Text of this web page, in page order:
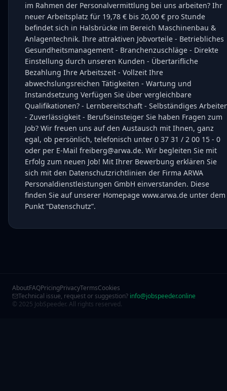
im Rahmen der Personalvermittlung bei uns arbeiten? Ihr
neuer Arbeitsplatz für 19,78 € bis 20,00 € pro Stunde
befindet sich in Halsbrücke im Bereich Maschinenbau &
Anlagentechnik. Ihre attraktiven Jobvorteile - Betriebliches
Gesundheitsmanagement - Branchenzuschläge - Direkte
Einstellung durch unseren Kunden - Übertarifliche
Bezahlung Ihre Arbeitszeit - Vollzeit Ihre
abwechslungsreichen Tätigkeiten - Wartung und
Instandsetzung Verfügen Sie über vergleichbare
Qualifikationen? - Lernbereitschaft - Selbständiges
- Zuverlässigkeit - Berufseinsteiger Sie haben Fragen zum
Job? Wir freuen uns auf den Austausch mit Ihnen, ganz
egal, ob persönlich, telefonisch unter 0 37 31 / 2 00 15 - 0
oder per E-Mail freiberg@arwa.de. Wir begleiten Sie mit
Erfolg zum neuen Job! Mit Ihrer Bewerbung erklären Sie
sich mit den Datenschutzrichtlinien der Firma ARWA
Personaldienstleistungen GmbH einverstanden. Diese
finden Sie auf unserer Homepage www.arwa.de unter dem
Punkt “Datenschutz”.
AboutFAQPricingPrivacyTermsCookies
Technical issue, request or suggestion? info@jobspeeder.online
© 2025 JobSpeeder. All rights reserved.